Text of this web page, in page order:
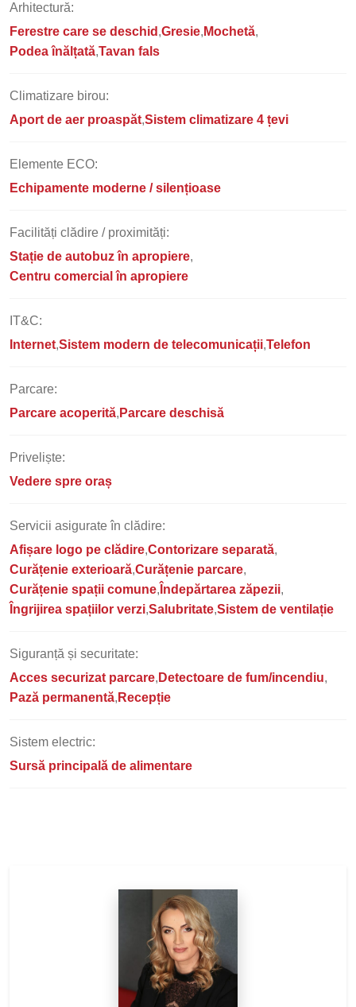
Arhitectură:
Ferestre care se deschid Gresie Mochetă
Podea înălțată Tavan fals
Climatizare birou:
Aport de aer proaspăt Sistem climatizare 4 țevi
Elemente ECO:
Echipamente moderne / silențioase
Facilități clădire / proximități:
Stație de autobuz în apropiere
Centru comercial în apropiere
IT&C:
Internet Sistem modern de telecomunicații Telefon
Parcare:
Parcare acoperită Parcare deschisă
Priveliște:
Vedere spre oraș
Servicii asigurate în clădire:
Afișare logo pe clădire Contorizare separată
Curățenie exterioară Curățenie parcare
Curățenie spații comune Îndepărtarea zăpezii
Îngrijirea spațiilor verzi Salubritate Sistem de ventilație
Siguranță și securitate:
Acces securizat parcare Detectoare de fum/incendiu
Pază permanentă Recepție
Sistem electric:
Sursă principală de alimentare